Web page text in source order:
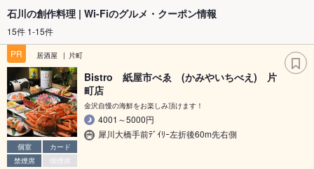
石川の創作料理 | Wi-Fiのグルメ・クーポン情報
15件 1-15件
PR
居酒屋 片町
個室
カード
禁煙席
喫煙席
Bistro 紙屋市べゑ (かみやいちべえ) 片
町店
金沢自慢の海鮮をお楽しみ頂けます！
4001～5000円
犀川大橋手前ﾃﾞｲﾘｰ左折後60m先右側